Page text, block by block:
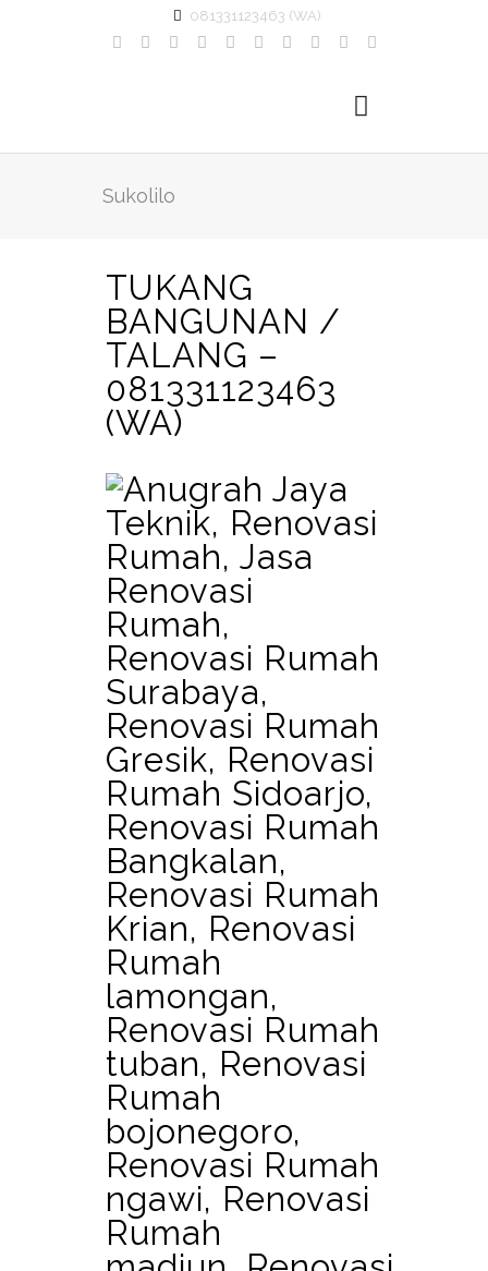
081331123463 (WA)
Sukolilo
TUKANG
BANGUNAN /
TALANG –
081331123463
(WA)